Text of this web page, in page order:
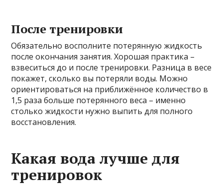
После тренировки
Обязательно восполните потерянную жидкость
после окончания занятия. Хорошая практика –
взвеситься до и после тренировки. Разница в весе
покажет, сколько вы потеряли воды. Можно
ориентироваться на приближённое количество в
1,5 раза больше потерянного веса – именно
столько жидкости нужно выпить для полного
восстановления.
Какая вода лучше для
тренировок